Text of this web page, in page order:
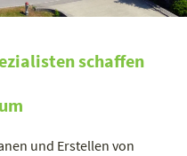
schaffen
und Erstellen von